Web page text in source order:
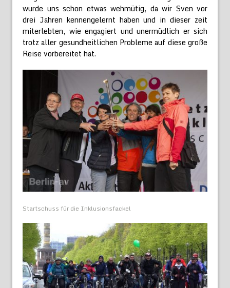
wurde uns schon etwas wehmütig, da wir Sven vor
drei Jahren kennengelernt haben und in dieser zeit
miterlebten, wie engagiert und unermüdlich er sich
trotz aller gesundheitlichen Probleme auf diese große
Reise vorbereitet hat.
Startschuss für die Inklusionsfackel